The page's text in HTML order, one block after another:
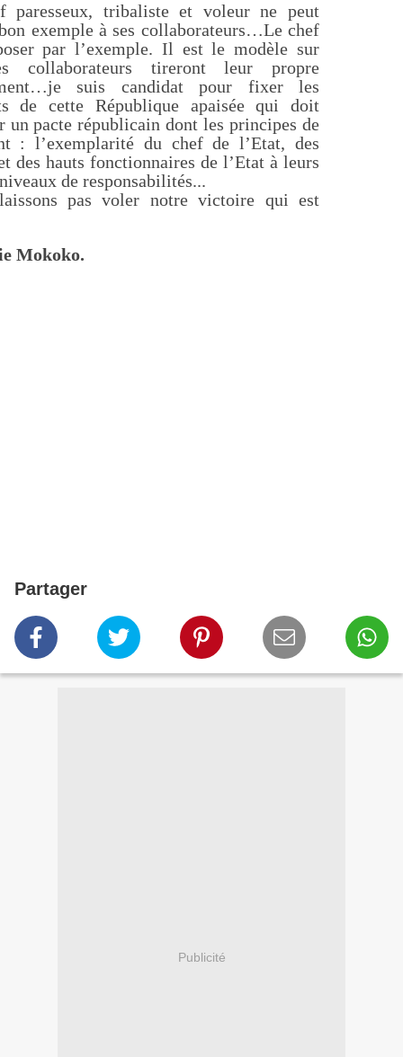
paresseux, tribaliste et voleur ne peut
exemple à ses collaborateurs…Le chef
par l’exemple. Il est le modèle sur
collaborateurs tireront leur propre
suis candidat pour fixer les
de cette République apaisée qui doit
un pacte républicain dont les principes de
: l’exemplarité du chef de l’Etat, des
des hauts fonctionnaires de l’Etat à leurs
de responsabilités...
pas voler notre victoire qui est
Mokoko.
Partager
Publicité